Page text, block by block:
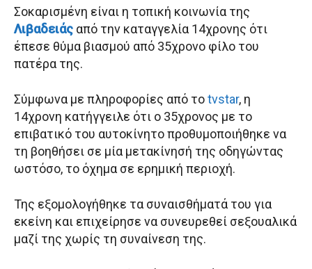
Σοκαρισμένη είναι η τοπική κοινωνία της
Λιβαδειάς από την καταγγελία 14χρονης ότι
έπεσε θύμα βιασμού από 35χρονο φίλο του
πατέρα της.
Σύμφωνα με πληροφορίες από τοtvstar, η
14χρονη κατήγγειλε ότι ο 35χρονος με το
επιβατικό του αυτοκίνητο προθυμοποιήθηκε να
τη βοηθήσει σε μία μετακίνησή της οδηγώντας
ωστόσο, το όχημα σε ερημική περιοχή.
Της εξομολογήθηκε τα συναισθήματά του για
εκείνη και επιχείρησε να συνευρεθεί σεξουαλικά
μαζί της χωρίς τη συναίνεση της.